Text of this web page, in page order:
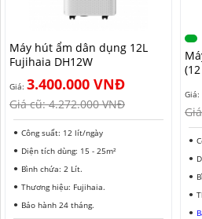
NAM ĐỊNH
QUẢNG NAM
HÀ NỘI
ĐỒNG THÁP
KIÊN GIANG
LÂM ĐỒNG
Máy hút ẩm dân dụng 12L
Fujihaia DH12W
Giá: 3.400.000 VNĐ
Giá cũ:4.272.000 VNĐ
Công suất: 12 lít/ngày
Diện tích dùng: 15 - 25m²
Bình chứa: 2 Lít.
Thương hiệu: Fujihaia.
Bảo hành 24 tháng.
Giá: